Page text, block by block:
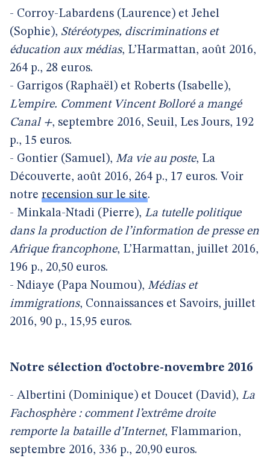
- Corroy-Labardens (Laurence) et Jehel
(Sophie), Stéréotypes, discriminations et
éducation aux médias, L’Harmattan, août 2016,
264 p., 28 euros.
- Garrigos (Raphaël) et Roberts (Isabelle),
L’empire. Comment Vincent Bolloré a mangé
Canal +, septembre 2016, Seuil, Les Jours, 192
p., 15 euros.
- Gontier (Samuel), Ma vie au poste, La
Découverte, août 2016, 264 p., 17 euros. Voir
notre recension sur le site.
- Minkala-Ntadi (Pierre), La tutelle politique
dans la production de l’information de presse en
Afrique francophone, L’Harmattan, juillet 2016,
196 p., 20,50 euros.
- Ndiaye (Papa Noumou), Médias et
immigrations, Connaissances et Savoirs, juillet
2016, 90 p., 15,95 euros.
Notre sélection d’octobre-novembre 2016
- Albertini (Dominique) et Doucet (David), La
Fachosphère : comment l’extrême droite
remporte la bataille d’Internet, Flammarion,
septembre 2016, 336 p., 20,90 euros.